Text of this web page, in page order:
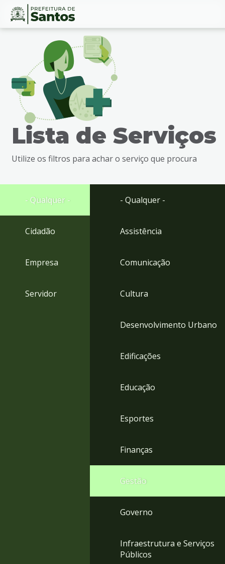
Ir
busca
Ir
rodapé
Conteúdo
Lista de Serviços
Utilize os filtros para achar o serviço que procura
- Qualquer -
Cidadão
Empresa
Servidor
- Qualquer -
Assistência
Comunicação
Cultura
Desenvolvimento Urbano
Edificações
Educação
Esportes
Finanças
Gestão
Governo
Infraestrutura e Serviços
Públicos